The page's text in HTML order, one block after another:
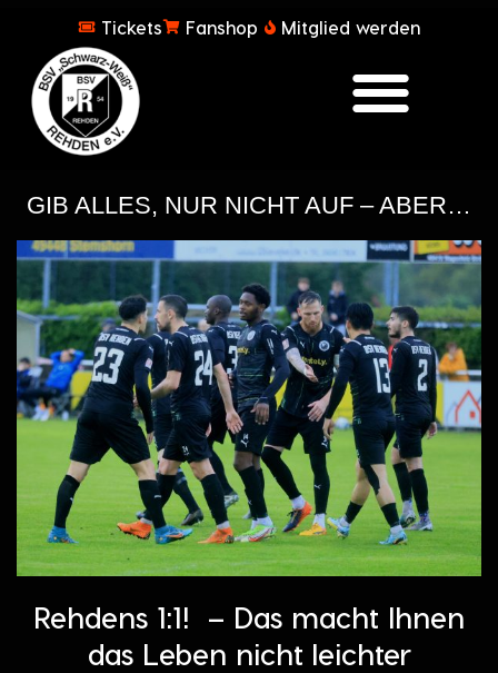
Tickets Fanshop Mitglied werden
GIB ALLES, NUR NICHT AUF – ABER…
Rehdens 1:1! – Das macht Ihnen
das Leben nicht leichter